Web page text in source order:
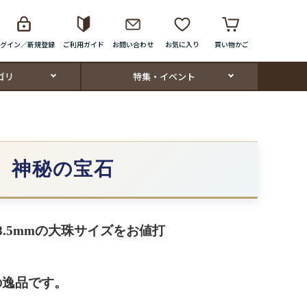
イン／新規登録 ご利用ガイド お問い合わせ お気に入り 買い物かご
リ 特集・イベント
神秘の宝石
の大珠サイズをお値打
品です。